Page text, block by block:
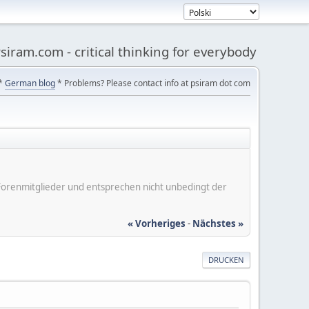
- critical thinking for everybody
German blog* Problems? Please contact info at psiram dot com
und entsprechen nicht unbedingt der
« Vorheriges - Nächstes »
DRUCKEN